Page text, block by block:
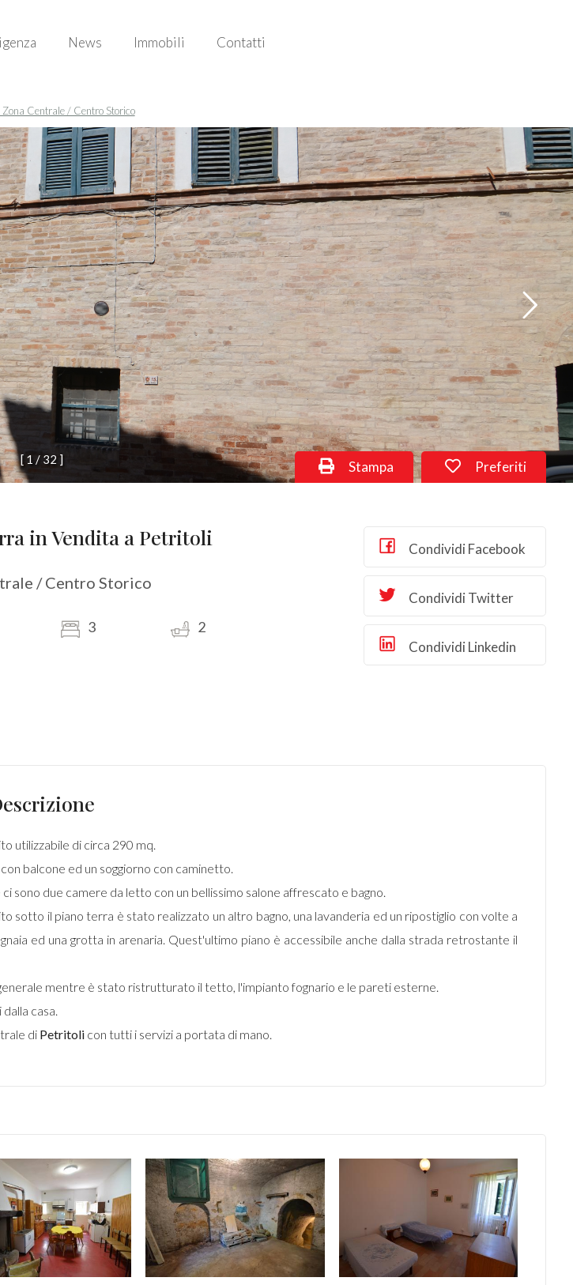
News Immobili Contatti
Centrale / Centro Storico
[ 1 / 32 ]
in Vendita a Petritoli
/ Centro Storico
3 2
Preferiti
Stampa
Condividi Facebook
Condividi Twitter
Condividi Linkedin
utilizzabile di circa 290 mq.
balcone ed un soggiorno con caminetto.
sono due camere da letto con un bellissimo salone affrescato e bagno.
sotto il piano terra è stato realizzato un altro bagno, una lavanderia ed un ripostiglio con volte a
ed una grotta in arenaria. Quest'ultimo piano è accessibile anche dalla strada retrostante il
mentre è stato ristrutturato il tetto, l'impianto fognario e le pareti esterne.
casa.
di Petritolicon tutti i servizi a portata di mano.